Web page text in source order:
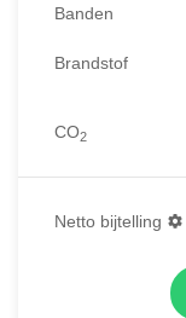
Banden
Brandstof
CO2
Netto bijtelling